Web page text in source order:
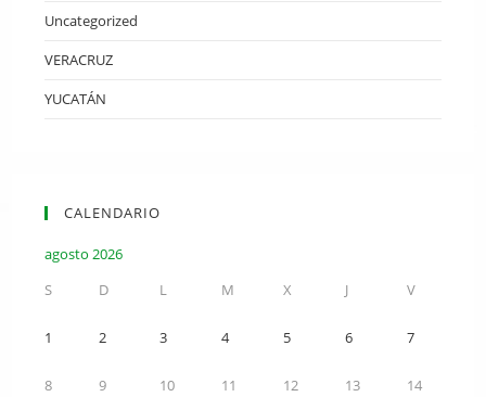
Uncategorized
VERACRUZ
YUCATÁN
CALENDARIO
agosto 2026
S
D L M X J V
1 2 3 4 5 6 7
8 9 10 11 12 13 14